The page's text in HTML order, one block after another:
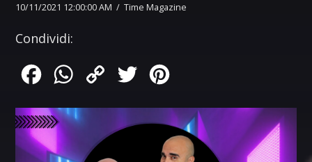
10/11/2021 12:00:00 AM / Time Magazine
Condividi:
FacebookWhatsApp
Copy
Twitter